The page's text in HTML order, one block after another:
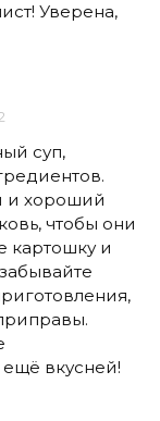
Уверена,
суп,
и хороший
чтобы они
картошку и
вкусней!